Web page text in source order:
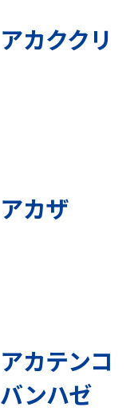
アカククリ
アカザ
アカテンコ
バンハゼ